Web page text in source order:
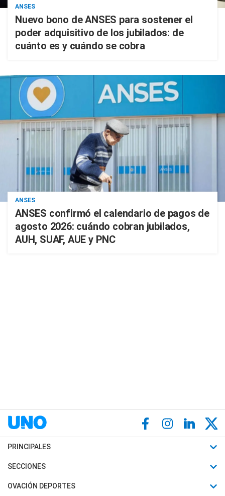
ANSES
Nuevo bono de ANSES para sostener el
poder adquisitivo de los jubilados: de
cuánto es y cuándo se cobra
ANSES
ANSES confirmó el calendario de pagos de
agosto 2026: cuándo cobran jubilados,
AUH, SUAF, AUE y PNC
PRINCIPALES
Últimas Noticias
Política
SECCIONES
Horóscopo
OVACIÓN DEPORTES